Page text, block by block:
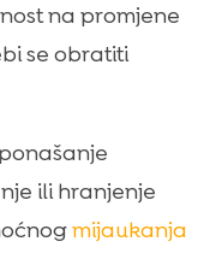
na promjene
se obratiti
ili hranjenje
mijaukanja